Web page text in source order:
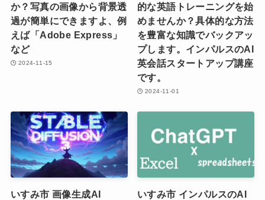
か？写真の画像から背景透
過が簡単にできますよ、例
えば「Adobe Express」
など
2024-11-15
的な英語トレーニングを始
めませんか？具体的な方法
を豊富な知識でバックアッ
プします。インパルスのAI
英会話スタートアップ講座
です。
2024-11-01
いすみ市 画像生成AI
いすみ市 インパルスのAI